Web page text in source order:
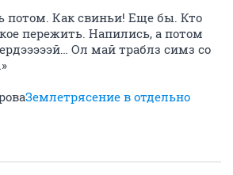
потом. Как свиньи! Еще бы. Кто
пережить. Напились, а потом
Ол май траблз симз со
Землетрясение в отдельно